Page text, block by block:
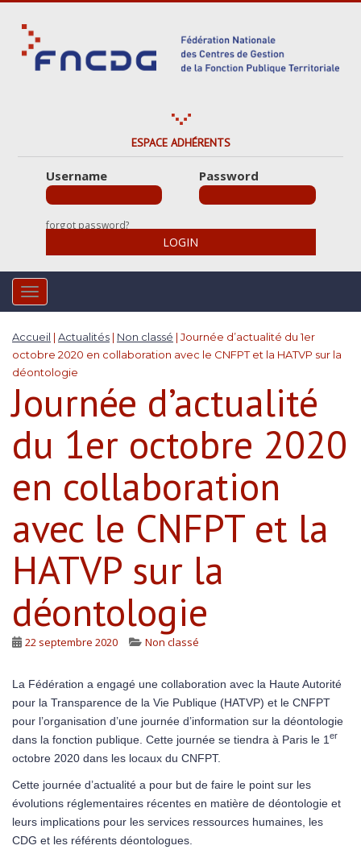
e
ESPACE ADHÉRENTS
Username Password
forgot password?
LOGIN
TOGGLE NAVIGATION
Accueil | Actualités | Non classé | Journée d’actualité du 1er
octobre 2020 en collaboration avec le CNFPT et la HATVP sur la
déontologie
Journée d’actualité
du 1er octobre 2020
en collaboration
avec le CNFPT et la
HATVP sur la
déontologie
22 septembre 2020 Non classé
La Fédération a engagé une collaboration avec la Haute Autorité
pour la Transparence de la Vie Publique (HATVP) et le CNFPT
pour l’organisation d’une journée d’information sur la déontologie
dans la fonction publique. Cette journée se tiendra à Paris le 1 er
octobre 2020 dans les locaux du CNFPT.
Cette journée d’actualité a pour but de faire le point sur les
évolutions réglementaires récentes en matière de déontologie et
leurs implications pour les services ressources humaines, les
CDG et les référents déontologues.